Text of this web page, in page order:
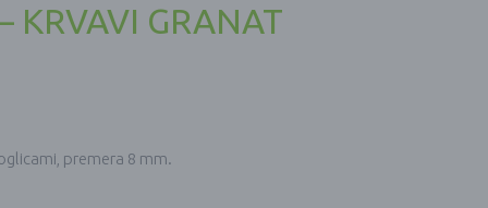
GRANAT
premera 8 mm.